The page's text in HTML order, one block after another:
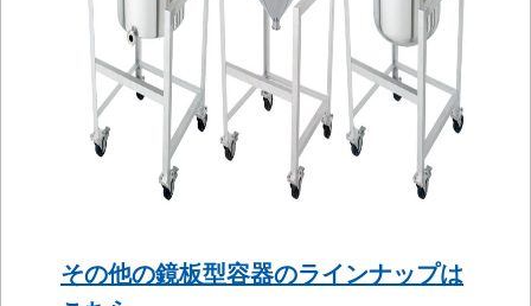
その他の鏡板型容器のラインナップは